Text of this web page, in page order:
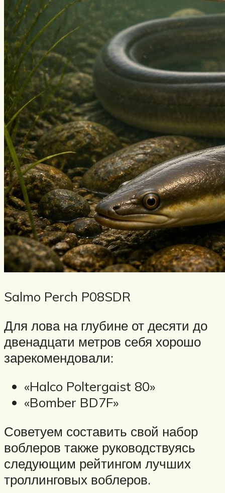
Salmo Perch P08SDR
Для лова на глубине от десяти до
двенадцати метров себя хорошо
зарекомендовали:
«Halco Poltergaist 80»
«Bomber BD7F»
Советуем составить свой набор
воблеров также руководствуясь
следующим рейтингом лучших
троллинговых воблеров.